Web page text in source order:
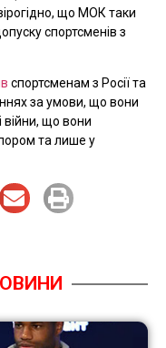
що МОК таки
спортсменів з
спортсменам з Росії та
за умови, що вони
війни, що вони
та лише у